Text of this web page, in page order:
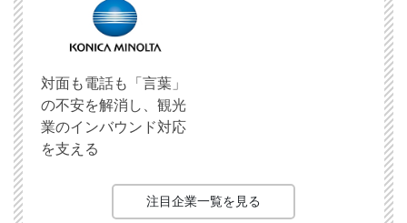
対面も電話も「言葉」
の不安を解消し、観光
業のインバウンド対応
を支える
注目企業一覧を見る